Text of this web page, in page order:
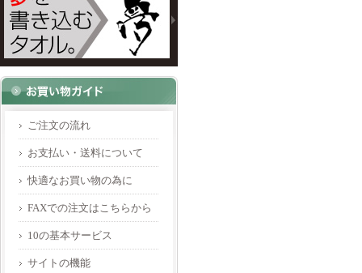
ご注文の流れ
お支払い・送料について
快適なお買い物の為に
FAXでの注文はこちらから
10の基本サービス
サイトの機能